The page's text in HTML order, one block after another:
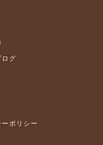
ログ
ポリシー